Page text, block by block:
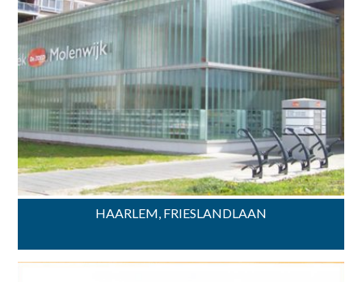
HAARLEM, FRIESLANDLAAN